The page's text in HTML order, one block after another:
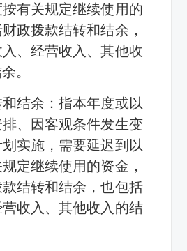
有关规定继续使用的
政拨款结转和结余，
、经营收入、其他收
。
结余：指本年度或以
、因客观条件发生变
实施，需要延迟到以
定继续使用的资金，
结转和结余，也包括
收入、其他收入的结